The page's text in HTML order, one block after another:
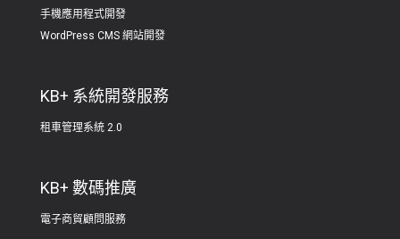
手機應用程式開發
WordPress CMS 網站開發
KB+ 系統開發服務
租車管理系統 2.0
KB+ 數碼推廣
電子商貿顧問服務